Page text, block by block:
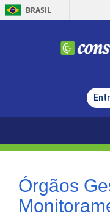
BRASIL
Órgãos